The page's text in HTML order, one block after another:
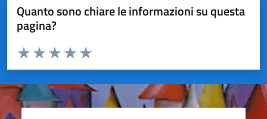
Quanto sono chiare le informazioni su questa
pagina?
Valuta da 1 a 5 stelle la pagina
Valuta 5 stelle su 5
Valuta 4 stelle su 5
Valuta 3 stelle su 5
Valuta 2 stelle su 5
Valuta 1 stelle su 5